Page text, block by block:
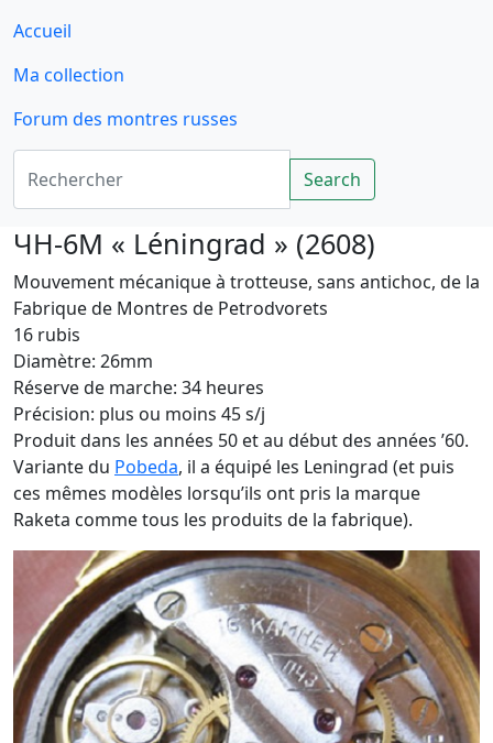
Accueil
Ma collection
Forum des montres russes
Rechercher
Search
ЧН-6M « Léningrad » (2608)
Mouvement mécanique à trotteuse, sans antichoc, de la
Fabrique de Montres de Petrodvorets
16 rubis
Diamètre: 26mm
Réserve de marche: 34 heures
Précision: plus ou moins 45 s/j
Produit dans les années 50 et au début des années ’60.
Variante du Pobeda, il a équipé les Leningrad (et puis
ces mêmes modèles lorsqu’ils ont pris la marque
Raketa comme tous les produits de la fabrique).